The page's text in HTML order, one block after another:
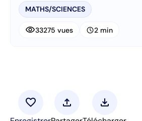
MATHS/SCIENCES
visibility33275 vues schedule2 min
favorite upload download